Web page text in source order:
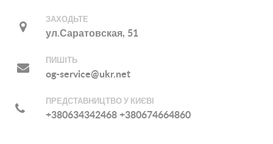
Надіслати копію собі (необов'язково)
ЗАХОДЬТЕ
ул.Саратовская, 51
ПИШIТЬ
og-service@ukr.net
ПРЕДСТАВНИЦТВО У КИЄВІ
+380634342468 +380674664860